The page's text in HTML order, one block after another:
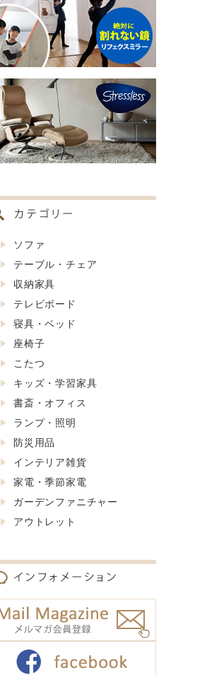
ソファ
テーブル・チェア
収納家具
テレビボード
寝具・ベッド
座椅子
こたつ
キッズ・学習家具
書斎・オフィス
ランプ・照明
防災用品
インテリア雑貨
家電・季節家電
ガーデンファニチャー
アウトレット